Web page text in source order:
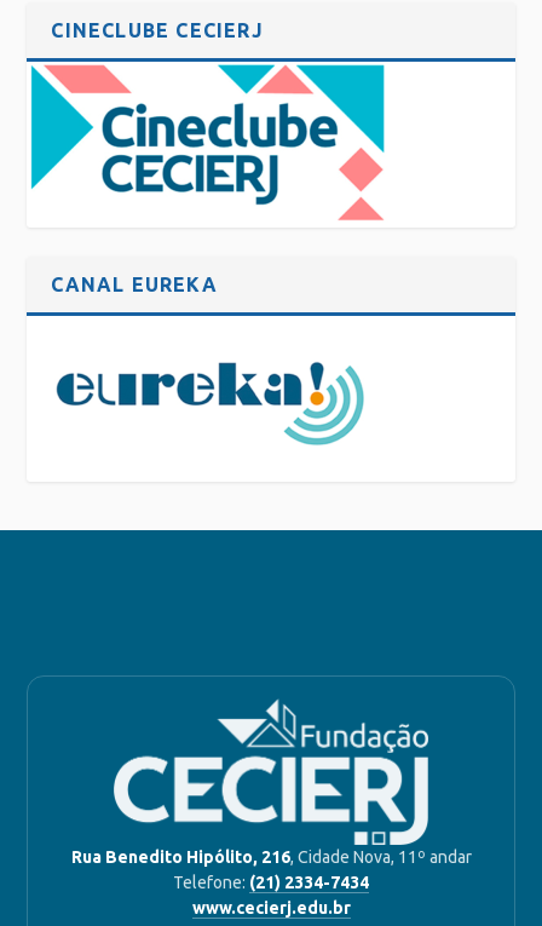
CINECLUBE CECIERJ
CANAL EUREKA
Rua Benedito Hipólito, 216, Cidade Nova, 11º andar
Telefone: (21) 2334-7434
www.cecierj.edu.br